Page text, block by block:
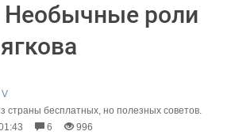
роли
V
страны бесплатных, но полезных советов.
6 996